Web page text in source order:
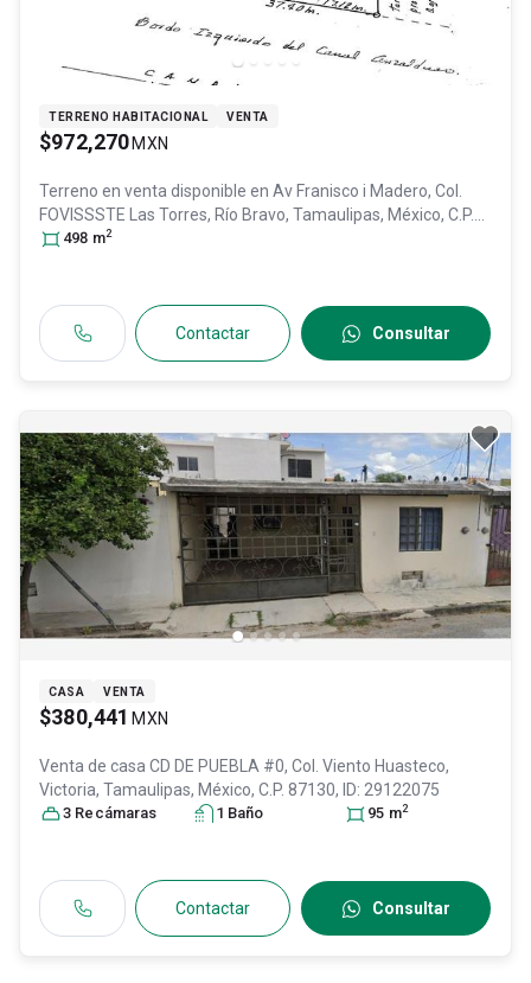
TERRENO HABITACIONAL VENTA
$972,270 MXN
Terreno en venta disponible en Av Franisco i Madero, Col.
FOVISSSTE Las Torres, Río Bravo, Tamaulipas, México, C.P.
88980, ID:
498 m2
Contactar Consultar
CASA VENTA
$380,441 MXN
Venta de casa CD DE PUEBLA #0, Col. Viento Huasteco,
Victoria, Tamaulipas, México, C.P. 87130, ID: 29122075
3 Recámaras 1 Baño 95 m2
Contactar Consultar